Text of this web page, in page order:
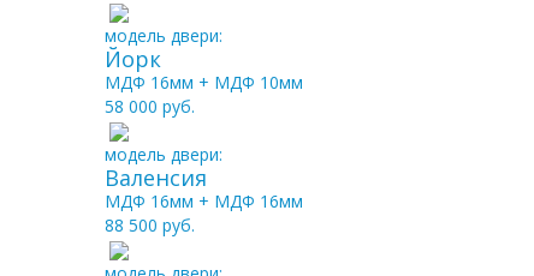
модель двери:
Йорк
МДФ 16мм + МДФ 10мм
58 000 руб.
модель двери:
Валенсия
МДФ 16мм + МДФ 16мм
88 500 руб.